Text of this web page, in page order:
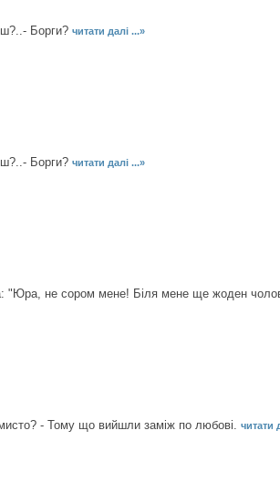
Борги? читати далі ...»
Борги? читати далі ...»
"Юра, не сором мене! Біля мене ще жоден
- Тому що вийшли заміж по любові. читати